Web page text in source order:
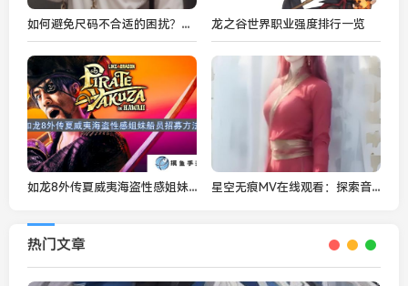
如何避免尺码不合适的困扰？欧亚尺码专线免费服务帮你轻松选对尺码！ 龙之谷世界职业强度排行一览
如龙8外传夏威夷海盗性感姐妹船员招募方法 星空无痕MV在线观看：探索音乐与视觉的完美融合
热门文章